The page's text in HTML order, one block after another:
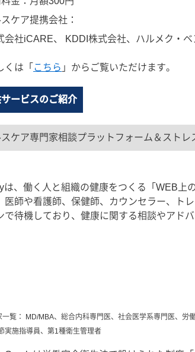
ケア提携会社：
会社iCARE、 KDDI株式会社、ハルメク・
は「 こちら 」からご覧いただけます。
ービスのご紹介
ケア専門家相談プラットフォーム＆ストレ
は、働く人と組織の健康をつくる「WEB上
医師や看護師、保健師、カウンセラー、ト
で待機しており、健康に関する相談やアド
覧： MD/MBA、総合内科専門医、社会医学系専門医、労
実施指導員、第1種衛生管理者